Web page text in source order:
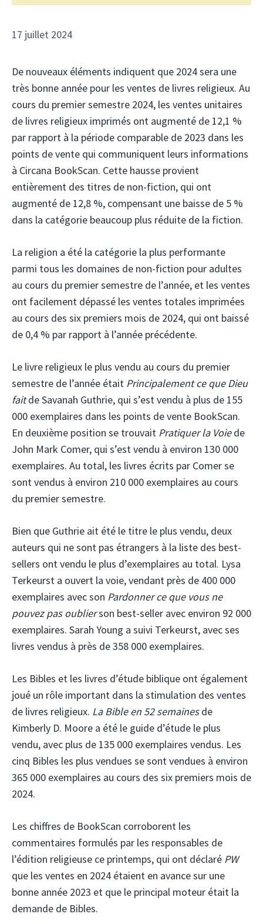
17 juillet 2024
De nouveaux éléments indiquent que 2024 sera une
très bonne année pour les ventes de livres religieux. Au
cours du premier semestre 2024, les ventes unitaires
de livres religieux imprimés ont augmenté de 12,1 %
par rapport à la période comparable de 2023 dans les
points de vente qui communiquent leurs informations
à Circana BookScan. Cette hausse provient
entièrement des titres de non-fiction, qui ont
augmenté de 12,8 %, compensant une baisse de 5 %
dans la catégorie beaucoup plus réduite de la fiction.
La religion a été la catégorie la plus performante
parmi tous les domaines de non-fiction pour adultes
au cours du premier semestre de l’année, et les ventes
ont facilement dépassé les ventes totales imprimées
au cours des six premiers mois de 2024, qui ont baissé
de 0,4 % par rapport à l’année précédente.
Le livre religieux le plus vendu au cours du premier
semestre de l’année était Principalement ce que Dieu
faitde Savanah Guthrie, qui s’est vendu à plus de 155
000 exemplaires dans les points de vente BookScan.
En deuxième position se trouvait Pratiquer la Voiede
John Mark Comer, qui s’est vendu à environ 130 000
exemplaires. Au total, les livres écrits par Comer se
sont vendus à environ 210 000 exemplaires au cours
du premier semestre.
Bien que Guthrie ait été le titre le plus vendu, deux
auteurs qui ne sont pas étrangers à la liste des best-
sellers ont vendu le plus d’exemplaires au total. Lysa
Terkeurst a ouvert la voie, vendant près de 400 000
exemplaires avec son Pardonner ce que vous ne
pouvez pas oublierson best-seller avec environ 92 000
exemplaires. Sarah Young a suivi Terkeurst, avec ses
livres vendus à près de 358 000 exemplaires.
Les Bibles et les livres d’étude biblique ont également
joué un rôle important dans la stimulation des ventes
de livres religieux. La Bible en 52 semainesde
Kimberly D. Moore a été le guide d’étude le plus
vendu, avec plus de 135 000 exemplaires vendus. Les
cinq Bibles les plus vendues se sont vendues à environ
365 000 exemplaires au cours des six premiers mois de
2024.
Les chiffres de BookScan corroborent les
commentaires formulés par les responsables de
l’édition religieuse ce printemps, qui ont déclaré PW
que les ventes en 2024 étaient en avance sur une
bonne année 2023 et que le principal moteur était la
demande de Bibles.